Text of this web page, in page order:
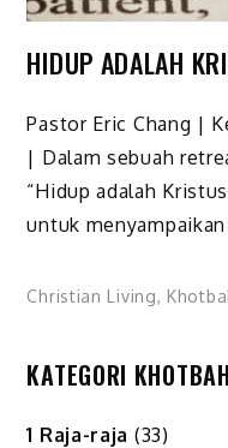
HIDUP ADALAH
Pastor Eric Chang |
| Dalam sebuah
“Hidup adalah
untuk
Christian Living,
KATEGORI KHOTBAH
1 Raja-raja (33)